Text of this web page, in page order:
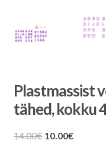
Plastmassist
tähed, kokku
14.00€ Algne
10.00€